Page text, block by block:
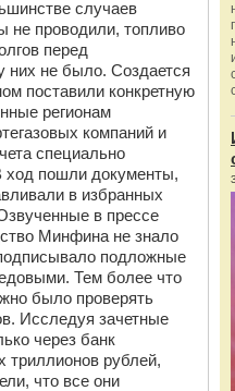
случаев
не проводили, топливо
перед
них не было. Создается
поставили конкретную
регионам
компаний и
специально
ход пошли документы,
в избранных
в прессе
Минфина не знало
подложные
Тем более что
было проверять
Исследуя зачетные
через банк
рублей,
что все они